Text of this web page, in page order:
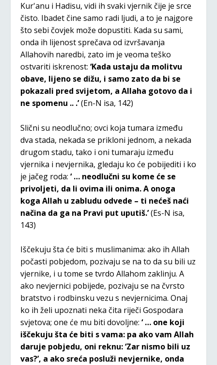
Kur'anu i Hadisu, vidi ih svaki vjernik čije je srce
čisto. Ibadet čine samo radi ljudi, a to je najgore
što sebi čovjek može dopustiti. Kada su sami,
onda ih lijenost sprečava od izvršavanja
Allahovih naredbi, zato im je veoma teško
ostvariti iskrenost:‘Kada ustaju da molitvu
obave, lijeno se dižu, i samo zato da bi se
pokazali pred svijetom, a Allaha gotovo da i
ne spomenu .. .’(En-N isa, 142)
Slični su neodlučno; ovci koja tumara između
dva stada, nekada se prikloni jednom, a nekada
drugom stadu, tako i oni tumaraju između
vjernika i nevjernika, gledaju ko će pobijediti i ko
je jačeg roda:‘ … neodlučni su kome će se
privoljeti, da li ovima ili onima. A onoga
koga Allah u zabludu odvede – ti nećeš naći
načina da ga na Pravi put uputiš.’(Es-N isa,
143)
Iščekuju šta će biti s muslimanima: ako ih Allah
počasti pobjedom, pozivaju se na to da su bili uz
vjernike, i u tome se tvrdo Allahom zaklinju. A
ako nevjernici pobijede, pozivaju se na čvrsto
bratstvo i rodbinsku vezu s nevjernicima. Onaj
ko ih želi upoznati neka čita riječi Gospodara
svjetova; one će mu biti dovoljne: ‘ … one koji
iščekuju šta će biti s vama: pa ako vam Allah
daruje pobjedu, oni reknu: ‘Zar nismo bili uz
vas?’, a ako sreća posluži nevjernike, onda